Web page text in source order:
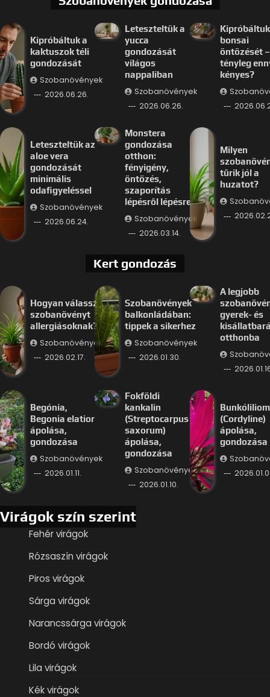
Kipróbáltuk a
kaktuszok téli
gondozását
Szobanövények
2026.06.26.
Leteszteltük a
yucca
gondozását
világos
nappaliban
Szobanövények
2026.06.26.
bonsai
öntözését –
tényleg
kényes?
Leteszteltük az
aloe vera
gondozását
minimális
odafigyeléssel
Szobanövények
2026.06.24.
Monstera
gondozása
otthon:
fényigény,
öntözés,
szaporítás
lépésről lépésre
Szobanövények
2026.03.14.
Milyen
tűrik jól a
huzatot?
Kert gondozás
Hogyan válassz
szobanövényt
allergiásoknak?
Szobanövények
2026.02.17.
Szobanövények
balkonládában:
tippek a sikerhez
Szobanövények
2026.01.30.
A legjobb
gyerek- és
otthonba
Begónia,
Begonia elatior
ápolása,
gondozása
Szobanövények
2026.01.11.
Fokföldi
kankalin
(Streptocarpus
saxorum)
ápolása,
gondozása
Szobanövények
2026.01.10.
Bunkóliliom
(Cordyline)
ápolása,
gondozása
Virágok szín szerint
Fehér virágok
Rózsaszín virágok
Piros virágok
Sárga virágok
Narancssárga virágok
Bordó virágok
Lila virágok
Kék virágok